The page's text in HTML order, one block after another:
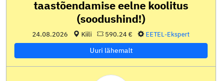
taastõendamise eelne koolitus
(soodushind!)
24.08.2026 Kiili 590.24 € EETEL-Ekspert
Uuri lähemalt